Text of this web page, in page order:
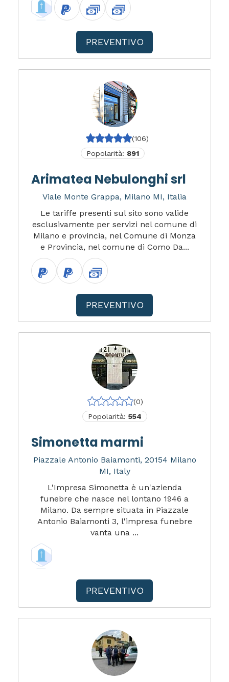
PREVENTIVO
(106)
Popolarità: 891
Arimatea Nebulonghi srl
Viale Monte Grappa, Milano MI, Italia
Le tariffe presenti sul sito sono valide
esclusivamente per servizi nel comune di
Milano e provincia, nel Comune di Monza
e Provincia, nel comune di Como Da...
PREVENTIVO
(0)
Popolarità: 554
Simonetta marmi
Piazzale Antonio Baiamonti, 20154 Milano
MI, Italy
L'Impresa Simonetta è un'azienda
funebre che nasce nel lontano 1946 a
Milano. Da sempre situata in Piazzale
Antonio Baiamonti 3, l'impresa funebre
vanta una ...
PREVENTIVO